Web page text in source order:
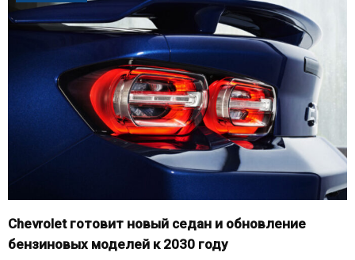
Chevrolet готовит новый седан и обновление
бензиновых моделей к 2030 году